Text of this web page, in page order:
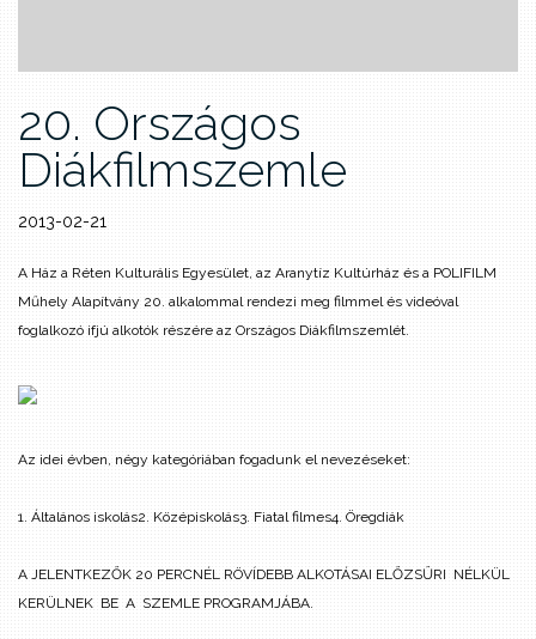
20. Országos
Diákfilmszemle
2013-02-21
A Ház a Réten Kulturális Egyesület, az Aranytíz Kultúrház és a POLIFILM
Műhely Alapítvány 20. alkalommal rendezi meg filmmel és videóval
foglalkozó ifjú alkotók részére az Országos Diákfilmszemlét.
Az idei évben, négy kategóriában fogadunk el nevezéseket:
1. Általános iskolás2. Középiskolás3. Fiatal filmes4. Öregdiák
A JELENTKEZŐK 20 PERCNÉL RÖVÍDEBB ALKOTÁSAI ELŐZSŰRI NÉLKÜL
KERÜLNEK BE A SZEMLE PROGRAMJÁBA.